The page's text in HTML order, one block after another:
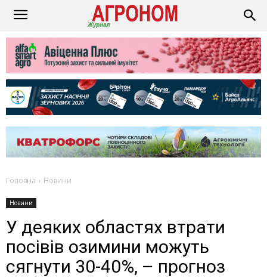
Головна Новини
Новини
У деяких областях втрати
посівів озимини можуть
сягнути 30-40%, – прогноз